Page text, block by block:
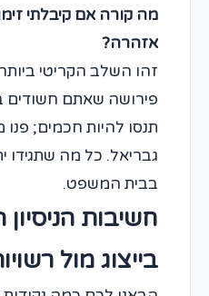
מה קורה אם קיבלתי
אזהרה?
זהו השלב הקריטי
פירושה שאתם חשודים
תנסו להיות חכמים; פנו
גבריאל. כל מה שתגידו
בבית המשפט.
חשיבות
בייצוג מול